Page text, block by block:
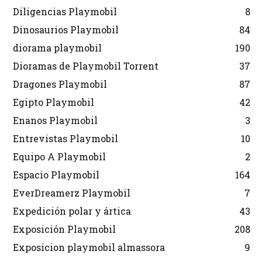
Diligencias Playmobil
8
Dinosaurios Playmobil
84
diorama playmobil
190
Dioramas de Playmobil Torrent
37
Dragones Playmobil
87
Egipto Playmobil
42
Enanos Playmobil
3
Entrevistas Playmobil
10
Equipo A Playmobil
2
Espacio Playmobil
164
EverDreamerz Playmobil
7
Expedición polar y ártica
43
Exposición Playmobil
208
Exposicion playmobil almassora
9